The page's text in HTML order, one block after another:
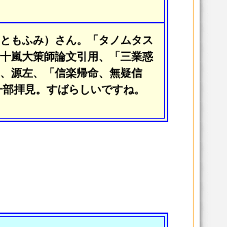
もふみ）さん。「タノムタス
嵐大策師論文引用、「三業惑
源左、「信楽帰命、無疑信
拝見。すばらしいですね。